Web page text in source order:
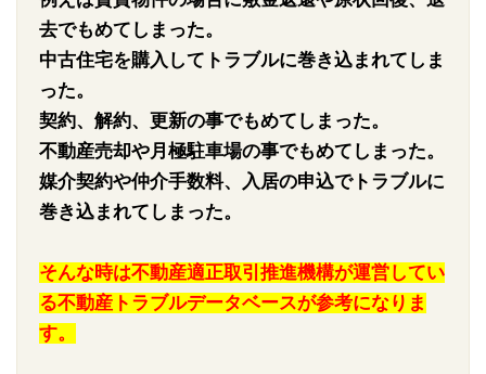
去でもめてしまった。
中古住宅を購入してトラブルに巻き込まれてしま
った。
契約、解約、更新の事でもめてしまった。
不動産売却や月極駐車場の事でもめてしまった。
媒介契約や仲介手数料、入居の申込でトラブルに
巻き込まれてしまった。
そんな時は不動産適正取引推進機構が運営してい
る不動産トラブルデータベースが参考になりま
す。